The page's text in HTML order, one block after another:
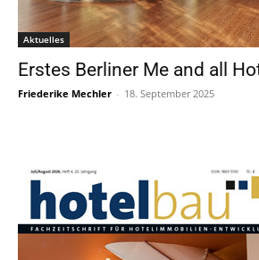
Aktuelles
Erstes Berliner Me and all
Friederike Mechler - 18. September 2025